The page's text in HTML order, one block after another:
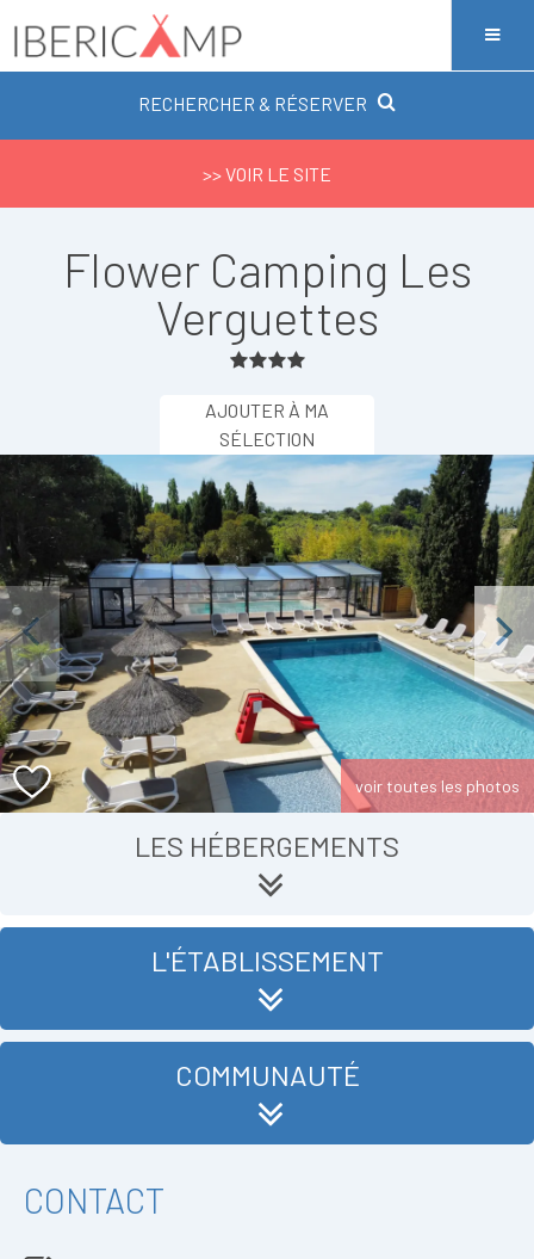
RECHERCHER & RÉSERVER
>> VOIR LE SITE
Flower Camping Les
Verguettes
AJOUTER À MA
SÉLECTION
Next
voir toutes les photos
LES HÉBERGEMENTS
L'ÉTABLISSEMENT
COMMUNAUTÉ
CONTACT